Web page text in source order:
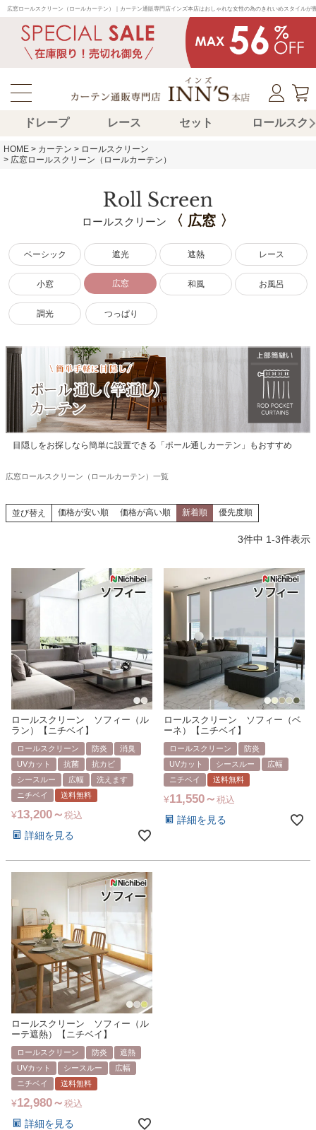
広窓ロールスクリーン（ロールカーテン）｜カーテン通販専門店インズ本店はおしゃれな女性の為のきれいめスタイルが
ドレープ レース セット ロールスク
HOME カーテン
ロールスクリーン
広窓ロールスクリーン（ロールカーテン）
ロールスクリーン 〈 広窓 〉
ベーシック 遮光 遮熱 レース
小窓 広窓 和風 お風呂
調光 つっぱり
目隠しをお探しなら簡単に設置できる「ポール通しカーテン」もおすすめ
広窓ロールスクリーン（ロールカーテン）一覧
並び替え 価格が安い順 価格が高い順 新着順 優先度順
3件中 1-3件表示
ロールスクリーン ソフィー（ル
ラン）【ニチベイ】
ロールスクリーン 防炎
消臭
UVカット
抗菌
抗カビ
シースルー
広幅
洗えます
ニチベイ
送料無料
¥13,200 税込
詳細を見る
ロールスクリーン ソフィー（ベ
ーネ）【ニチベイ】
ロールスクリーン
防炎
UVカット
シースルー
広幅
ニチベイ
送料無料
¥11,550 税込
詳細を見る
ロールスクリーン ソフィー（ル
ーテ遮熱）【ニチベイ】
ロールスクリーン 防炎
遮熱
UVカット
シースルー
広幅
ニチベイ
送料無料
¥12,980 税込
詳細を見る